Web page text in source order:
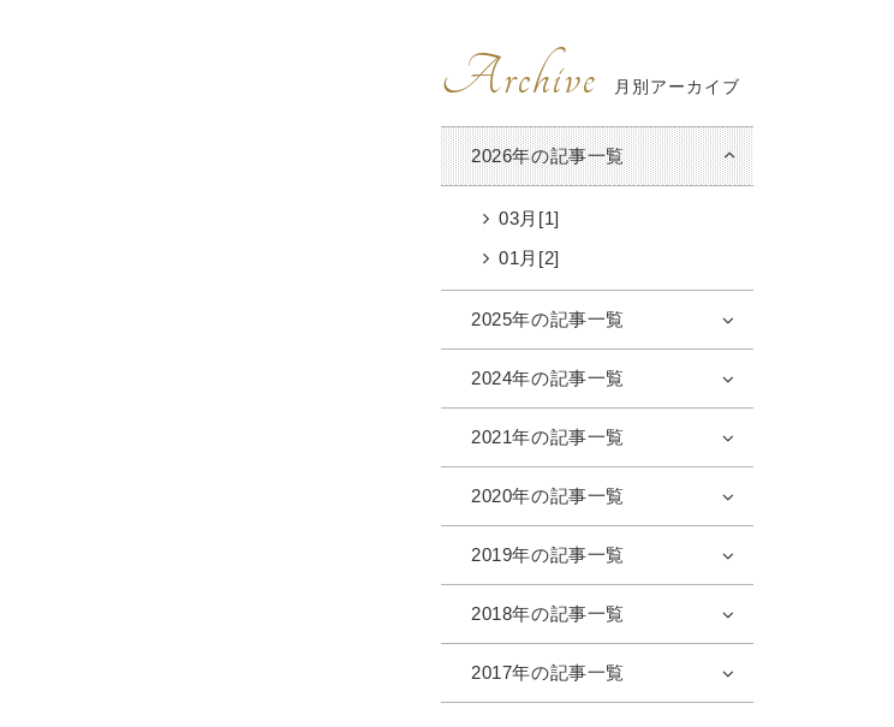
Archive 月別アーカイブ
2026年の記事一覧
03月[1]
01月[2]
2025年の記事一覧
2024年の記事一覧
2021年の記事一覧
2020年の記事一覧
2019年の記事一覧
2018年の記事一覧
2017年の記事一覧